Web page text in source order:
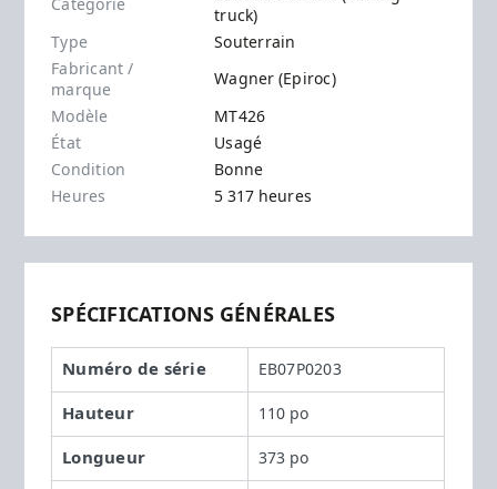
Catégorie
truck)
Type
Souterrain
Fabricant /
marque
Wagner (Epiroc)
Modèle
MT426
État
Usagé
Condition
Bonne
Heures
5 317 heures
SPÉCIFICATIONS GÉNÉRALES
Numéro de série EB07P0203
Hauteur 110 po
Longueur 373 po